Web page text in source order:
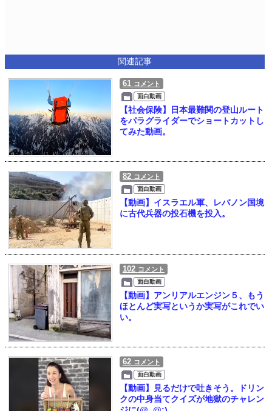
関連記事
61 コメント
面白動画
【社会保険】日本最難関の登山ルート
をパラグライダーでショートカットし
てみた動画。
82 コメント
面白動画
【動画】イスラエル軍、レバノン国境
に古代兵器の投石機を投入。
102 コメント
面白動画
【動画】アンリアルエンジン５、もう
ほとんど実写というか実写がこれでい
い。
62 コメント
面白動画
【動画】見るだけで吐きそう。ドリン
クの中身当てクイズが地獄のチャレン